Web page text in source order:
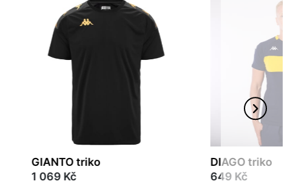
GIANTO triko
1 069 Kč
DIAGO triko
649 Kč